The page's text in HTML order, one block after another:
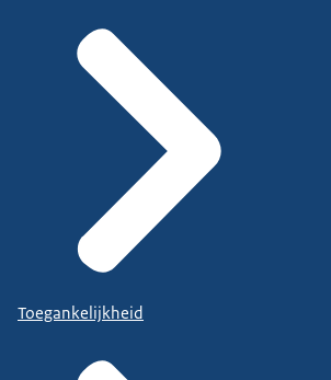
Toegankelijkheid